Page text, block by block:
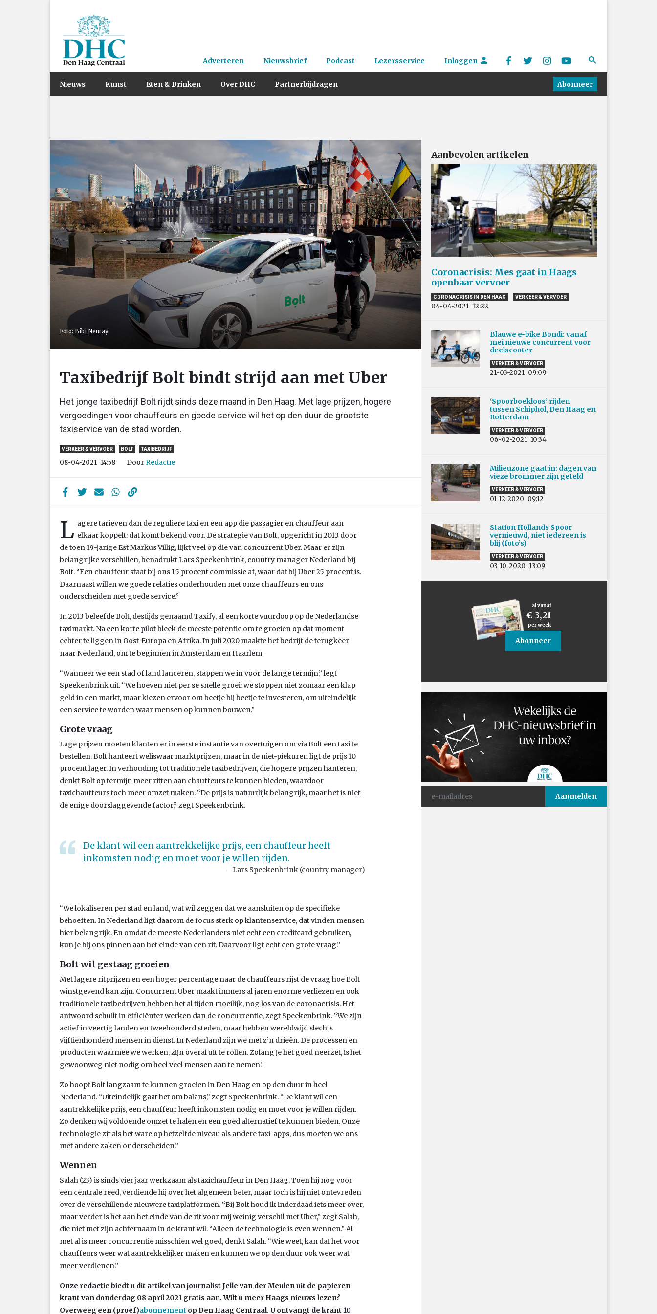
Adverteren Nieuwsbrief Podcast Lezersservice Inloggen
Nieuws Kunst Eten & Drinken Over DHC Partnerbijdragen Abonneer
Foto: Bibi Neuray
Taxibedrijf Bolt bindt strijd aan met Uber
Het jonge taxibedrijf Bolt rijdt sinds deze maand in Den Haag. Met lage prijzen, hogere
vergoedingen voor chauffeurs en goede service wil het op den duur de grootste
taxiservice van de stad worden.
VERKEER & VERVOER BOLT TAXIBEDRIJF
08-04-2021 14:58 Door Redactie
L agere tarieven dan de reguliere taxi en een app die passagier en chauffeur aan
elkaar koppelt: dat komt bekend voor. De strategie van Bolt, opgericht in 2013 door
de toen 19-jarige Est Markus Villig, lijkt veel op die van concurrent Uber. Maar er zijn
belangrijke verschillen, benadrukt Lars Speekenbrink, country manager Nederland bij
Bolt. “Een chauffeur staat bij ons 15 procent commissie af, waar dat bij Uber 25 procent is.
Daarnaast willen we goede relaties onderhouden met onze chauffeurs en ons
onderscheiden met goede service.”
In 2013 beleefde Bolt, destijds genaamd Taxify, al een korte vuurdoop op de Nederlandse
taximarkt. Na een korte pilot bleek de meeste potentie om te groeien op dat moment
echter te liggen in Oost-Europa en Afrika. In juli 2020 maakte het bedrijf de terugkeer
naar Nederland, om te beginnen in Amsterdam en Haarlem.
“Wanneer we een stad of land lanceren, stappen we in voor de lange termijn,” legt
Speekenbrink uit. “We hoeven niet per se snelle groei: we stoppen niet zomaar een klap
geld in een markt, maar kiezen ervoor om beetje bij beetje te investeren, om uiteindelijk
een service te worden waar mensen op kunnen bouwen.”
Grote vraag
Lage prijzen moeten klanten er in eerste instantie van overtuigen om via Bolt een taxi te
bestellen. Bolt hanteert weliswaar marktprijzen, maar in de niet-piekuren ligt de prijs 10
procent lager. In verhouding tot traditionele taxibedrijven, die hogere prijzen hanteren,
denkt Bolt op termijn meer ritten aan chauffeurs te kunnen bieden, waardoor
taxichauffeurs toch meer omzet maken. “De prijs is natuurlijk belangrijk, maar het is niet
de enige doorslaggevende factor,” zegt Speekenbrink.
De klant wil een aantrekkelijke prijs, een chauffeur heeft
inkomsten nodig en moet voor je willen rijden.
Lars Speekenbrink (country manager)
“We lokaliseren per stad en land, wat wil zeggen dat we aansluiten op de specifieke
behoeften. In Nederland ligt daarom de focus sterk op klantenservice, dat vinden mensen
hier belangrijk. En omdat de meeste Nederlanders niet echt een creditcard gebruiken,
kun je bij ons pinnen aan het einde van een rit. Daarvoor ligt echt een grote vraag.”
Bolt wil gestaag groeien
Met lagere ritprijzen en een hoger percentage naar de chauffeurs rijst de vraag hoe Bolt
winstgevend kan zijn. Concurrent Uber maakt immers al jaren enorme verliezen en ook
traditionele taxibedrijven hebben het al tijden moeilijk, nog los van de coronacrisis. Het
antwoord schuilt in efficiënter werken dan de concurrentie, zegt Speekenbrink. “We zijn
actief in veertig landen en tweehonderd steden, maar hebben wereldwijd slechts
vijftienhonderd mensen in dienst. In Nederland zijn we met z’n drieën. De processen en
producten waarmee we werken, zijn overal uit te rollen. Zolang je het goed neerzet, is het
gewoonweg niet nodig om heel veel mensen aan te nemen.”
Zo hoopt Bolt langzaam te kunnen groeien in Den Haag en op den duur in heel
Nederland. “Uiteindelijk gaat het om balans,” zegt Speekenbrink. “De klant wil een
aantrekkelijke prijs, een chauffeur heeft inkomsten nodig en moet voor je willen rijden.
Zo denken wij voldoende omzet te halen en een goed alternatief te kunnen bieden. Onze
technologie zit als het ware op hetzelfde niveau als andere taxi-apps, dus moeten we ons
met andere zaken onderscheiden.”
Wennen
Salah (23) is sinds vier jaar werkzaam als taxichauffeur in Den Haag. Toen hij nog voor
een centrale reed, verdiende hij over het algemeen beter, maar toch is hij niet ontevreden
over de verschillende nieuwere taxiplatformen. “Bij Bolt houd ik inderdaad iets meer over,
maar verder is het aan het einde van de rit voor mij weinig verschil met Uber,” zegt Salah,
die niet met zijn achternaam in de krant wil. “Alleen de technologie is even wennen.” Al
met al is meer concurrentie misschien wel goed, denkt Salah. “Wie weet, kan dat het voor
chauffeurs weer wat aantrekkelijker maken en kunnen we op den duur ook weer wat
meer verdienen.”
Onze redactie biedt u dit artikel van journalist Jelle van der Meulen uit de papieren
krant van donderdag 08 april 2021 gratis aan. Wilt u meer Haags nieuws lezen?
Overweeg een (proef)abonnement op Den Haag Centraal. U ontvangt de krant 10
Aanbevolen artikelen
Coronacrisis: Mes gaat in Haags
openbaar vervoer
CORONACRISIS IN DEN HAAG VERKEER & VERVOER
04-04-2021 12:22
Blauwe e-bike Bondi: vanaf
mei nieuwe concurrent voor
deelscooter
VERKEER & VERVOER
21-03-2021 09:09
‘Spoorboekloos’ rijden
tussen Schiphol, Den Haag en
Rotterdam
VERKEER & VERVOER
06-02-2021 10:34
Milieuzone gaat in: dagen van
vieze brommer zijn geteld
VERKEER & VERVOER
01-12-2020 09:12
Station Hollands Spoor
vernieuwd, niet iedereen is
blij (foto’s)
VERKEER & VERVOER
03-10-2020 13:09
al vanaf
€ 3,21
per week
Abonneer